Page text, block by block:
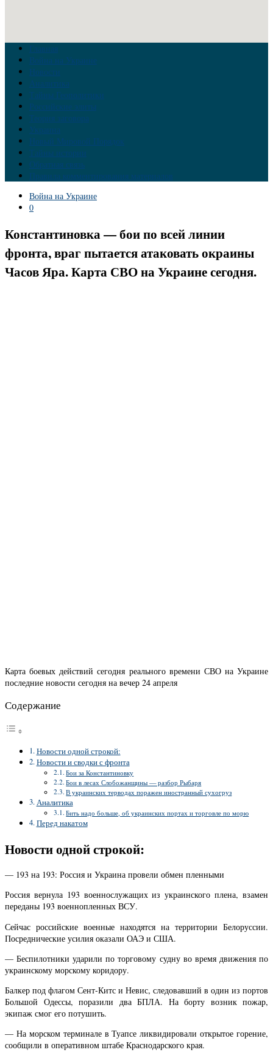
Главная
Война на Украине
Новости
Аналитика
Тайны Геополитики
Российские элиты
Теория заговора
Украина
Новый Мировой Порядок
Тайны истории
Обратная связь
Правила комментирования материалов
Война на Украине
0
Константиновка — бои по всей линии
фронта, враг пытается атаковать окраины
Часов Яра. Карта СВО на Украине сегодня.
Карта боевых действий сегодня реального времени СВО на Украине
последние новости сегодня на вечер 24 апреля
Содержание
Новости одной строкой:
Новости и сводки с фронта
Бои за Константиновку
Бои в лесах Слобожанщины — разбор Рыбаря
В украинских терводах поражен иностранный сухогруз
Аналитика
Бить надо больше, об украинских портах и торговле по морю
Перед накатом
Новости одной строкой:
— 193 на 193: Россия и Украина провели обмен пленными
Россия вернула 193 военнослужащих из украинского плена, взамен
переданы 193 военнопленных ВСУ.
Сейчас российские военные находятся на территории Белоруссии.
Посреднические усилия оказали ОАЭ и США.
— Беспилотники ударили по торговому судну во время движения по
украинскому морскому коридору.
Балкер под флагом Сент-Китс и Невис, следовавший в один из портов
Большой Одессы, поразили два БПЛА. На борту возник пожар,
экипаж смог его потушить.
— На морском терминале в Туапсе ликвидировали открытое горение,
сообщили в оперативном штабе Краснодарского края.